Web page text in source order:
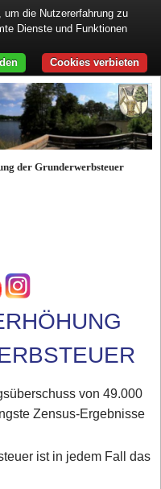
der Grunderwerbsteuer
von 49.000
Zensus-Ergebnisse
ist in jedem Fall das
die Nutzererfahrung zu
Dienste und Funktionen
Cookies verbieten